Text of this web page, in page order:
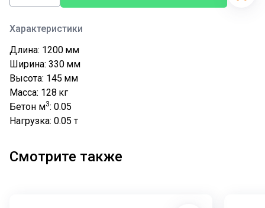
Характеристики
Длина: 1200 мм
Ширина: 330 мм
Высота: 145 мм
Масса: 128 кг
Бетон м3: 0.05
Нагрузка: 0.05т
Смотрите также